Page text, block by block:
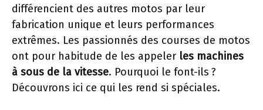
différencient des autres motos par leur
fabrication unique et leurs performances
extrêmes. Les passionnés des courses de motos
ont pour habitude de les appeler les machines
à sous de la vitesse. Pourquoi le font-ils ?
Découvrons ici ce qui les rend si spéciales.